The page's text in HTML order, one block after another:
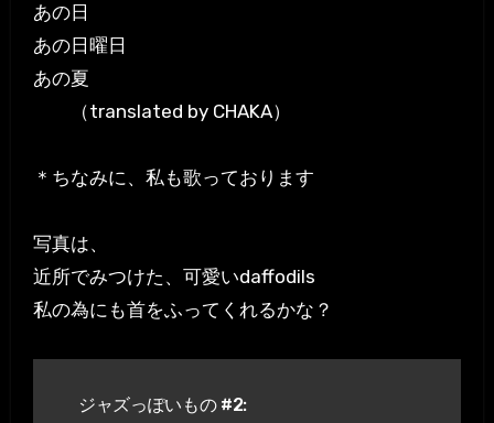
あの日
あの日曜日
あの夏
（translated by CHAKA）
＊ちなみに、私も歌っております
写真は、
近所でみつけた、可愛いdaffodils
私の為にも首をふってくれるかな？
ジャズっぽいもの #2: